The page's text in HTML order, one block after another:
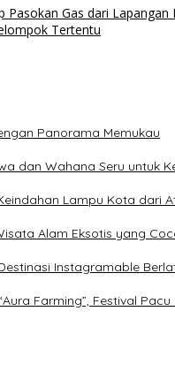
Pasokan Gas dari Lapangan
Tertentu
Panorama Memukau
dan Wahana Seru untuk
Lampu Kota dari
Alam Eksotis yang
Instagramable
Farming”, Festival